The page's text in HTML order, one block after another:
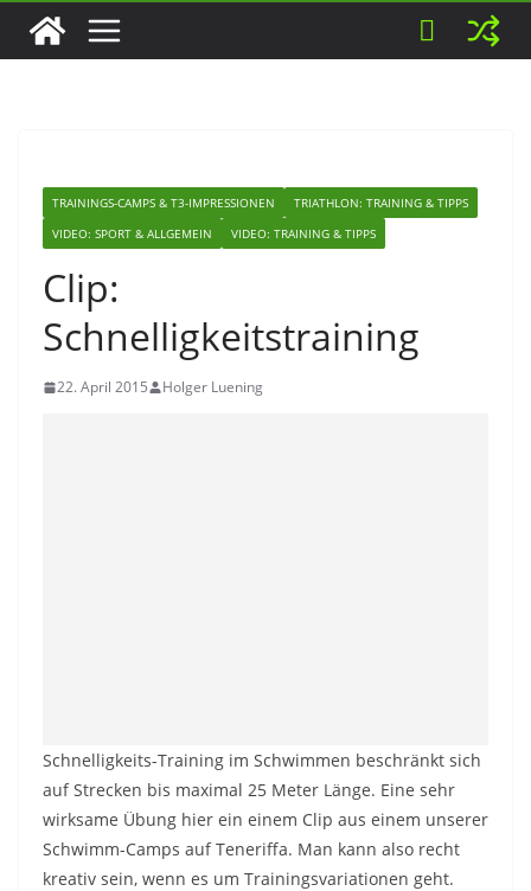
TRAININGS-CAMPS & T3-IMPRESSIONEN
TRIATHLON: TRAINING & TIPPS
VIDEO: SPORT & ALLGEMEIN
VIDEO: TRAINING & TIPPS
Clip:
Schnelligkeitstraining
22. April 2015 Holger Luening
Schnelligkeits-Training im Schwimmen beschränkt sich
auf Strecken bis maximal 25 Meter Länge. Eine sehr
wirksame Übung hier ein einem Clip aus einem unserer
Schwimm-Camps auf Teneriffa. Man kann also recht
kreativ sein, wenn es um Trainingsvariationen geht.